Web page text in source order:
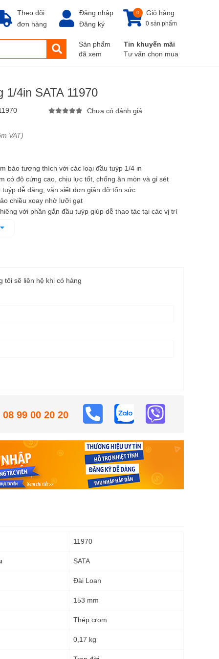
Theo dõi
đơn hàng
Đăng nhập
Đăng ký
Giỏ hàng
0
0 sản phẩm
Sản phẩm
đã xem
Tin khuyến mãi
Tư vấn chọn mua
4in SATA 11970
Chưa có đánh giá
VAT)
bảo tương thích với các loại đầu tuýp 1/4 in
có độ cứng cao, chịu lực tốt, chống ăn mòn và gỉ sét
dễ dàng, vặn siết đơn giản đỡ tốn sức
chiều xoay nhờ lưỡi gạt
với phần gắn đầu tuýp giúp dễ thao tác tại các vị trí
trơn trượt
tôi sẽ liên hệ khi có hàng
08 99 00 20 20
11970
SATA
Đài Loan
153 mm
Thép crom
0,17 kg